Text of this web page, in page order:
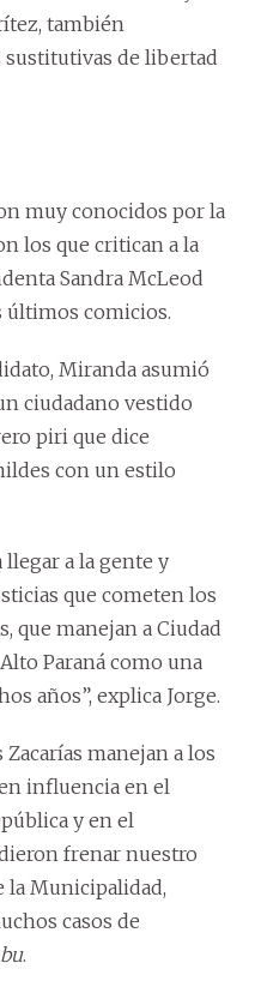
también
sustitutivas de libertad
muy conocidos por la
los que critican a la
Sandra McLeod
últimos comicios.
Miranda asumió
ciudadano vestido
piri que dice
con un estilo
a la gente y
que cometen los
que manejan a Ciudad
Paraná como una
años”, explica Jorge.
manejan a los
influencia en el
y en el
frenar nuestro
Municipalidad,
casos de
.